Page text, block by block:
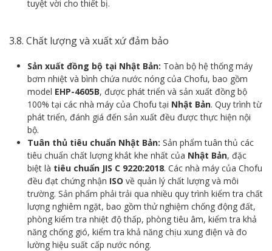
tuyệt vời cho thiết bị.
3.8. Chất lượng và xuất xứ đảm bảo
Sản xuất đồng bộ tại Nhật Bản: Toàn bộ hệ thống máy
bơm nhiệt và bình chứa nước nóng của Chofu, bao gồm
model EHP-4605B, được phát triển và sản xuất đồng bộ
100% tại các nhà máy của Chofu tại Nhật Bản. Quy trình từ
phát triển, đánh giá đến sản xuất đều được thực hiện nội
bộ.
Tuân thủ tiêu chuẩn Nhật Bản: Sản phẩm tuân thủ các
tiêu chuẩn chất lượng khắt khe nhất của Nhật Bản, đặc
biệt là tiêu chuẩn JIS C 9220:2018. Các nhà máy của Chofu
đều đạt chứng nhận ISO về quản lý chất lượng và môi
trường. Sản phẩm phải trải qua nhiều quy trình kiểm tra chất
lượng nghiêm ngặt, bao gồm thử nghiệm chống động đất,
phòng kiểm tra nhiệt độ thấp, phòng tiêu âm, kiểm tra khả
năng chống gió, kiểm tra khả năng chịu xung điện và đo
lường hiệu suất cấp nước nóng.